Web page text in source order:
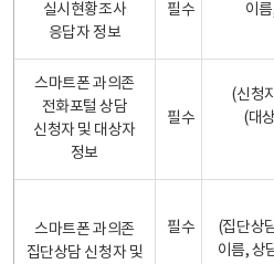
실시현황조사
응답자 정보
필수 이
스마트폰 과의존
전화포털 상담
신청자 및 대상자
정보
필수
(신청
(대
스마트폰 과의존
집단상담 신청자 및
필수
(집단상
이름, 상